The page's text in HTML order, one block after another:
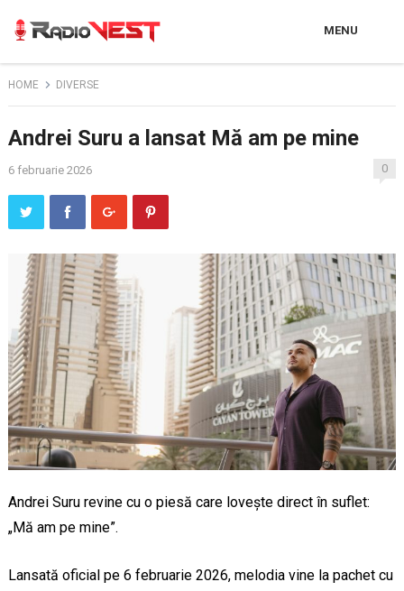
MENU
HOME DIVERSE
Andrei Suru a lansat Mă am pe mine
6 februarie 2026 0
Andrei Suru revine cu o piesă care lovește direct în suflet:
„Mă am pe mine”.
Lansată oficial pe 6 februarie 2026, melodia vine la pachet cu